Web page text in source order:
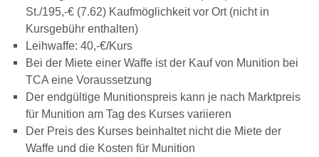
St./195,-€ (7.62) Kaufmöglichkeit vor Ort (nicht in
Kursgebühr enthalten)
Leihwaffe: 40,-€/Kurs
Bei der Miete einer Waffe ist der Kauf von Munition bei
TCA eine Voraussetzung
Der endgültige Munitionspreis kann je nach Marktpreis
für Munition am Tag des Kurses variieren
Der Preis des Kurses beinhaltet nicht die Miete der
Waffe und die Kosten für Munition